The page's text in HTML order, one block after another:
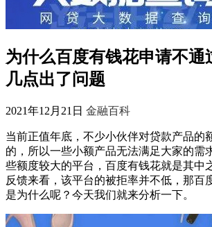
为什么百度有钱花申请不通
几点出了问题
2021年12月21日 金融百科
当前正值年底，不少小伙伴对贷款产品的
的，所以一些小额产品无法满足大家的需
些额度较大的平台，百度有钱花就是其中
反馈来看，该平台的被拒率并不低，那百
是为什么呢？今天我们就来分析一下。